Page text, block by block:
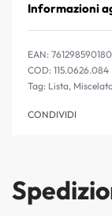
Informazioni
EAN:
115.0626.084
Tag: Lista,
CONDIVIDI